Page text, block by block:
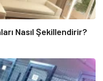
Nasıl Şekillendirir?